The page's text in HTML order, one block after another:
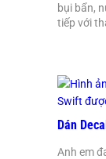
bụi bẩn,
tiếp với
Dán
Anh em